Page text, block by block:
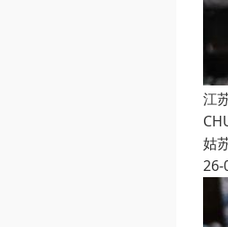
江
姑
26-